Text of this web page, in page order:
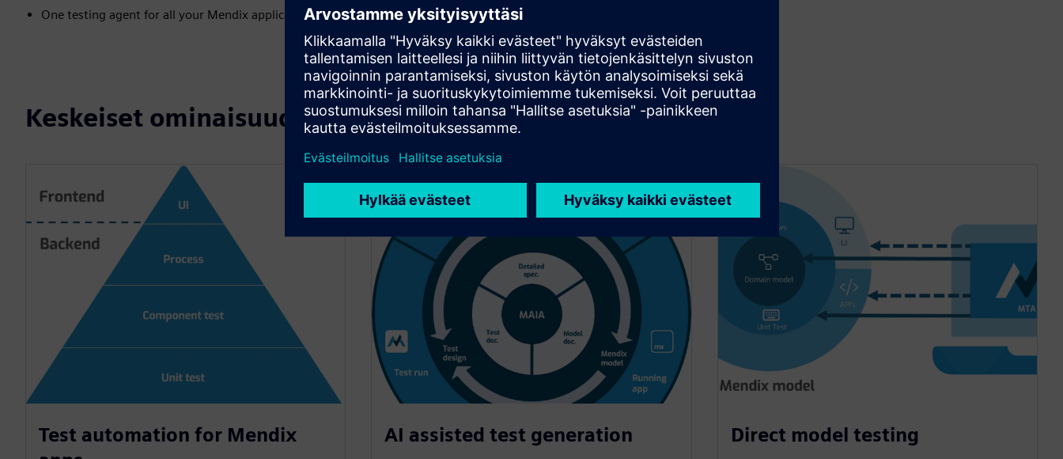
One testing agent for all your Mendix applications
Keskeiset ominaisuudet
Test automation for Mendix
AI assisted test generation Direct model testing